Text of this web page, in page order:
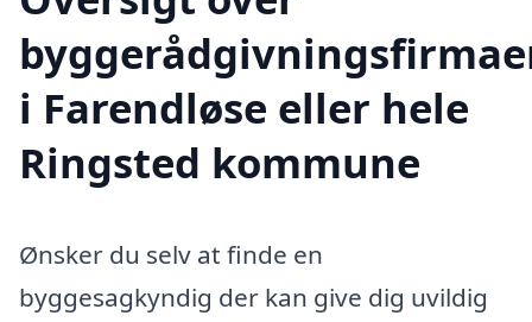
i Farendløse eller hele
Ringsted kommune
Ønsker du selv at finde en
byggesagkyndig der kan give dig uvildig